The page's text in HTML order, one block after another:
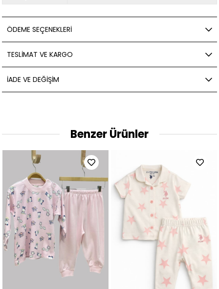
ÖDEME SEÇENEKLERI
TESLIMAT VE KARGO
İADE VE DEĞIŞIM
Benzer Ürünler